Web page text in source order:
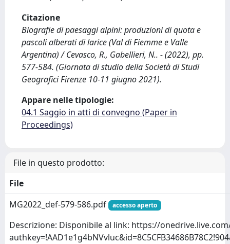
Citazione
Biografie di paesaggi alpini: produzioni di quota e
pascoli alberati di larice (Val di Fiemme e Valle
Argentina) / Cevasco, R., Gabellieri, N.. - (2022), pp.
577-584. (Giornata di studio della Società di Studi
Geografici Firenze 10-11 giugno 2021).
Appare nelle tipologie:
04.1 Saggio in atti di convegno (Paper in
Proceedings)
File in questo prodotto:
File
MG2022_def-579-586.pdf
accesso aperto
Descrizione: Disponibile al link: https://